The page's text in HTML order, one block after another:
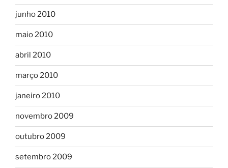
junho 2010
maio 2010
abril 2010
março 2010
janeiro 2010
novembro 2009
outubro 2009
setembro 2009